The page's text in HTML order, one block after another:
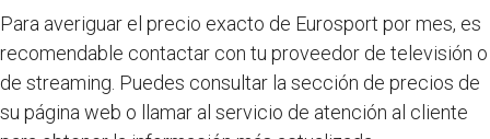
Para averiguar el precio exacto de Eurosport por mes, es
recomendable contactar con tu proveedor de televisión o
de streaming. Puedes consultar la sección de precios de
su página web o llamar al servicio de atención al cliente